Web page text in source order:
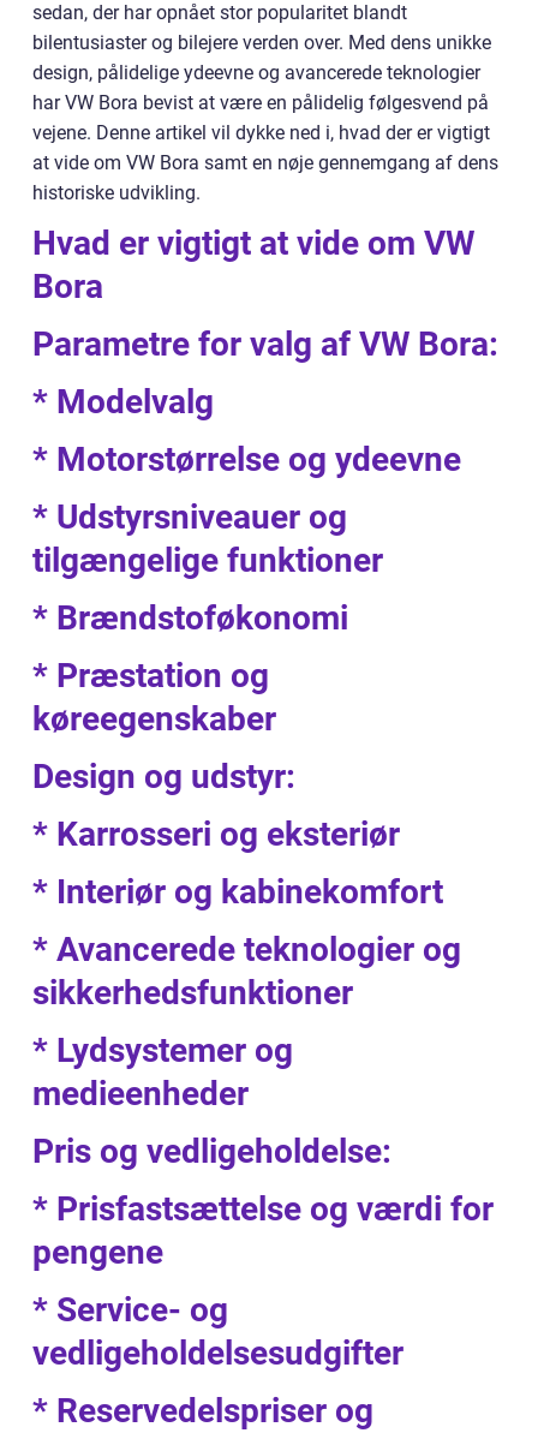
sedan, der har opnået stor popularitet blandt
bilentusiaster og bilejere verden over. Med dens unikke
design, pålidelige ydeevne og avancerede teknologier
har VW Bora bevist at være en pålidelig følgesvend på
vejene. Denne artikel vil dykke ned i, hvad der er vigtigt
at vide om VW Bora samt en nøje gennemgang af dens
historiske udvikling.
Hvad er vigtigt at vide om VW
Bora
Parametre for valg af VW Bora:
* Modelvalg
* Motorstørrelse og ydeevne
* Udstyrsniveauer og
tilgængelige funktioner
* Brændstoføkonomi
* Præstation og
køreegenskaber
Design og udstyr:
* Karrosseri og eksteriør
* Interiør og kabinekomfort
* Avancerede teknologier og
sikkerhedsfunktioner
* Lydsystemer og
medieenheder
Pris og vedligeholdelse:
* Prisfastsættelse og værdi for
pengene
* Service- og
vedligeholdelsesudgifter
* Reservedelspriser og